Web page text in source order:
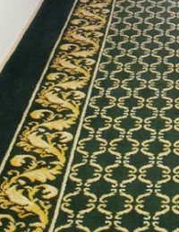
Дворец на Яузе